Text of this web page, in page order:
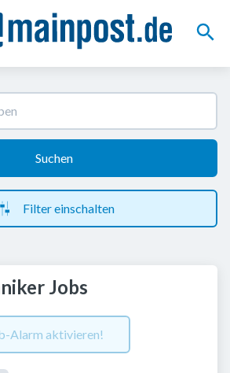
Suchen
Filter einschalten
Jobs
Alarm aktivieren!